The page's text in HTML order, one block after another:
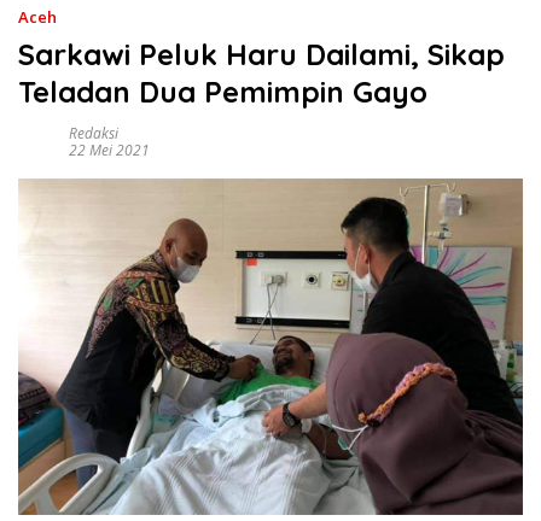
Aceh
Sarkawi Peluk Haru Dailami, Sikap
Teladan Dua Pemimpin Gayo
Redaksi
22 Mei 2021